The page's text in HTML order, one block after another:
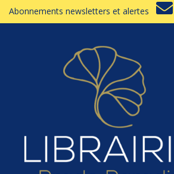
Abonnements newsletters et alertes